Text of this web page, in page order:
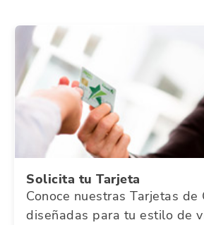
Solicita tu Tarjeta
Conoce nuestras Tarjetas de
diseñadas para tu estilo de